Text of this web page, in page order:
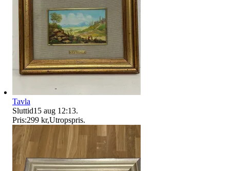
Tavla
Sluttid15 aug 12:13.
Pris:299 kr,Utropspris.